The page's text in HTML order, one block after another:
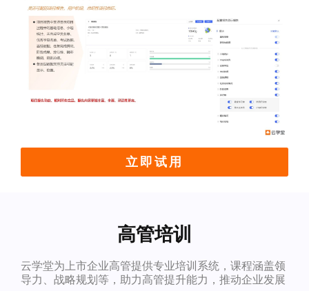
立即试用
高管培训
云学堂为上市企业高管提供专业培训系统，课程涵盖领
导力、战略规划等，助力高管提升能力，推动企业发展